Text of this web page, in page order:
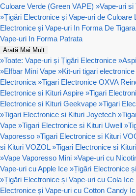
Culoare Verde (Green VAPE) »Vape-uri si
»Țigări Electronice și Vape-uri de Culoare
Electronice și Vape-uri In Forma De Tigara
Vape-uri In Forma Patrata
Arată Mai Mult
»Toate: Vape-uri și Țigări Electronice »
»Elfbar Mini Vape »Kit-uri tigari electronice
Electronica »Tigari Electronice OXVA
Electronice si Kituri Aspire »Tigari
Electronice si Kituri Geekvape »Tigari
»Tigari Electronice si Kituri Joyetech »
Vape »Tigari Electronice si Kituri Uwell »
Vaporesso »Tigari Electronice si Kituri
si Kituri VOZOL »Tigari Electronice si
»Vape Vaporesso Mini »Vape-uri cu
Vape-uri cu Apple Ice »Țigări Electronice
»Țigări Electronice și Vape-uri cu Cola Ice
Electronice și Vape-uri cu Cotton Candy